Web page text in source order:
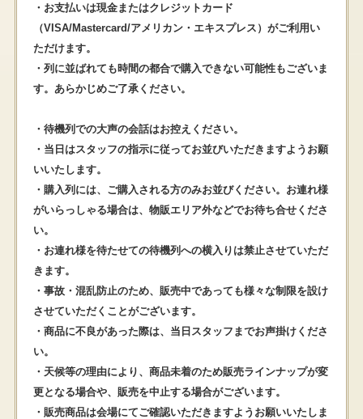
・お支払いは現金またはクレジットカード
（VISA/Mastercard/アメリカン・エキスプレス）がご利用い
ただけます。
・列に並ばれても時間の都合で購入できない可能性もございま
す。あらかじめご了承ください。
・待機列での大声の会話はお控えください。
・当日はスタッフの指示に従ってお並びいただきますようお願
いいたします。
・購入列には、ご購入される方のみお並びください。お連れ様
がいらっしゃる場合は、物販エリア外などでお待ち合せくださ
い。
・お連れ様を待たせての待機列への横入りは禁止させていただ
きます。
・事故・混乱防止のため、販売中であっても様々な制限を設け
させていただくことがございます。
・商品に不良があった際は、当日スタッフまでお声掛けくださ
い。
・天候等の理由により、商品未着のため販売ラインナップが変
更となる場合や、販売を中止する場合がございます。
・販売商品は会場にてご確認いただきますようお願いいたしま